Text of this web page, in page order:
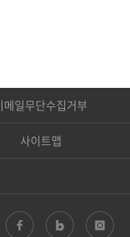
메일무단수집거부
사이트맵